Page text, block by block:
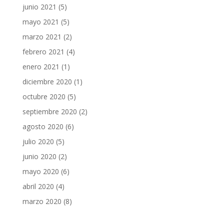
junio 2021 (5)
mayo 2021 (5)
marzo 2021 (2)
febrero 2021 (4)
enero 2021 (1)
diciembre 2020 (1)
octubre 2020 (5)
septiembre 2020 (2)
agosto 2020 (6)
julio 2020 (5)
junio 2020 (2)
mayo 2020 (6)
abril 2020 (4)
marzo 2020 (8)